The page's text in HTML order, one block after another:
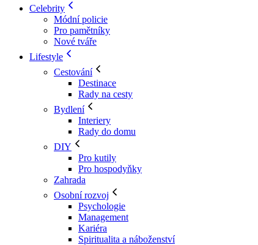
Celebrity
Módní policie
Pro pamětníky
Nové tváře
Lifestyle
Cestování
Destinace
Rady na cesty
Bydlení
Interiery
Rady do domu
DIY
Pro kutily
Pro hospodyňky
Zahrada
Osobní rozvoj
Psychologie
Management
Kariéra
Spiritualita a náboženství